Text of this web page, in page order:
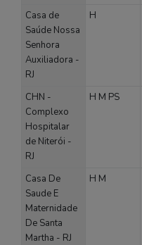
Casa de
Saúde Nossa
Senhora
Auxiliadora -
RJ
H
CHN -
Complexo
Hospitalar
de Niterói -
RJ
H M PS
Casa De
Saude E
Maternidade
De Santa
Martha - RJ
H M